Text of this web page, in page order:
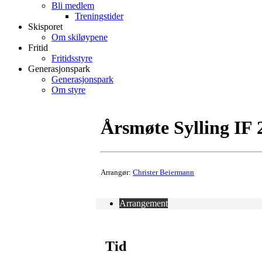
Bli medlem
Treningstider
Skisporet
Om skiløypene
Fritid
Fritidsstyre
Generasjonspark
Generasjonspark
Om styre
Årsmøte Sylling IF
Arrangør: Christer Beiermann
Arrangement
Tid